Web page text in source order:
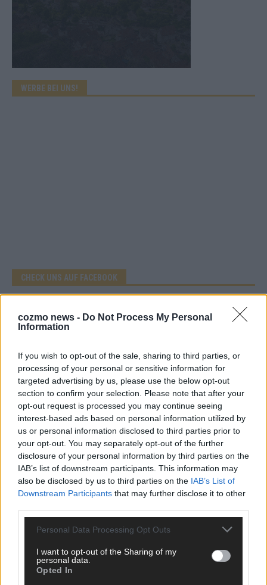
cozmo news - Do Not Process My Personal
Information
If you wish to opt-out of the sale, sharing to third parties, or
processing of your personal or sensitive information for
targeted advertising by us, please use the below opt-out
section to confirm your selection. Please note that after your
opt-out request is processed you may continue seeing
interest-based ads based on personal information utilized by
us or personal information disclosed to third parties prior to
your opt-out. You may separately opt-out of the further
disclosure of your personal information by third parties on the
IAB’s list of downstream participants. This information may
also be disclosed by us to third parties on the IAB’s List of
Downstream Participants that may further disclose it to other
Personal Data Processing Opt Outs
I want to opt-out of the Sharing of my
personal data.
Opted In
WERBE BEI UNS!
CHECK UNS AUF FACEBOOK
DIREKT ZUM THEMA